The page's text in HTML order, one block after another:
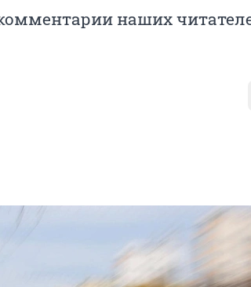
наших